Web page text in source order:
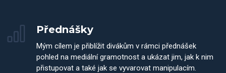
Přednášky
Mým cílem je přiblížit divákům v rámci přednášek
pohled na mediální gramotnost a ukázat jim, jak k nim
přistupovat a také jak se vyvarovat manipulacím.